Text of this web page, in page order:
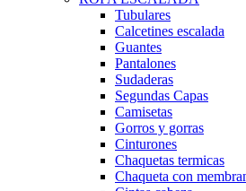
Tubulares
Calcetines escalada
Guantes
Pantalones
Sudaderas
Segundas Capas
Camisetas
Gorros y gorras
Cinturones
Chaquetas termicas
Chaqueta con